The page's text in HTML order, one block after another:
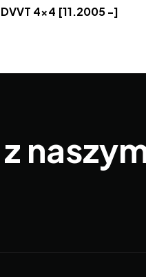
DVVT 4x4 [11.2005 -]
z